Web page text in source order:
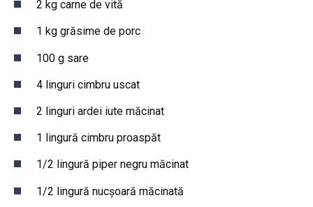
2 kg carne de vită
1 kg grăsime de porc
100 g sare
4 linguri cimbru uscat
2 linguri ardei iute măcinat
1 lingură cimbru proaspăt
1/2 lingură piper negru măcinat
1/2 lingură nucșoară măcinată